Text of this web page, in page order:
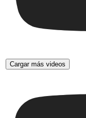
Cargar más videos